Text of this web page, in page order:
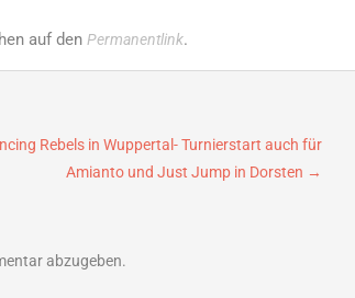
auf den Permanentlink.
Rebels in Wuppertal- Turnierstart auch für
Amianto und Just Jump in Dorsten →
abzugeben.